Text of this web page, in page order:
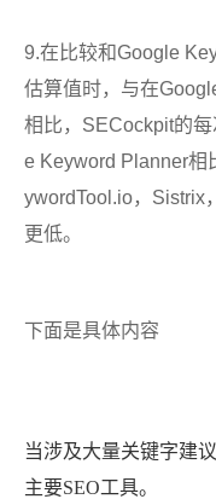
9.在比较和Google
估算值时，与在
相比，SECockpit的
e Keyword Planner相
ywordTool.io，Sistrix
更低。
下面是具体内容
当涉及大量关键字建
主要SEO工具。